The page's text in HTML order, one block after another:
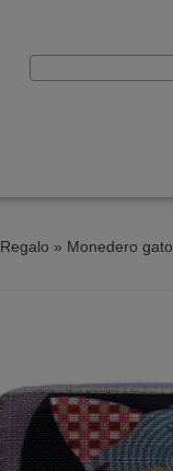
Regalo » Monedero gato